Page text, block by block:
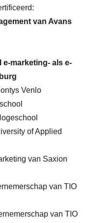
van Avans
marketing- als e-
Venlo
of Applied
van Saxion
van TIO
van TIO